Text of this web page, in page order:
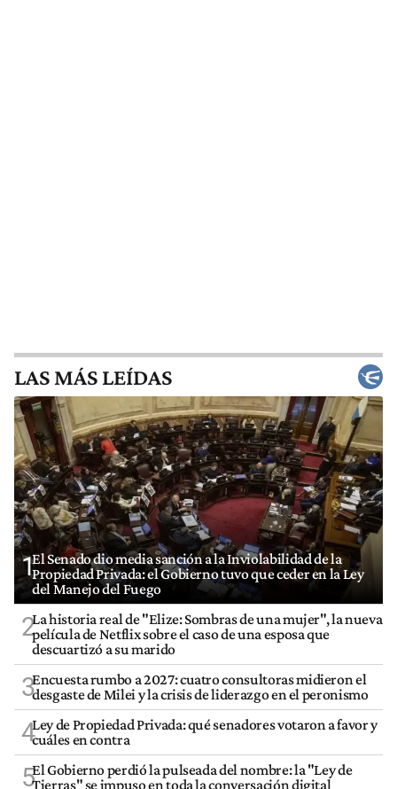
LAS MÁS LEÍDAS
1El Senado dio media sanción a la Inviolabilidad de la
Propiedad Privada: el Gobierno tuvo que ceder en la Ley
del Manejo del Fuego
2La historia real de "Elize: Sombras de una mujer", la nueva
película de Netflix sobre el caso de una esposa que
descuartizó a su marido
3Encuesta rumbo a 2027: cuatro consultoras midieron el
desgaste de Milei y la crisis de liderazgo en el peronismo
4Ley de Propiedad Privada: qué senadores votaron a favor y
cuáles en contra
5El Gobierno perdió la pulseada del nombre: la "Ley de
Tierras" se impuso en toda la conversación digital